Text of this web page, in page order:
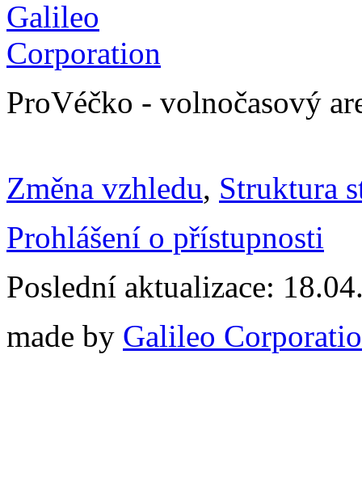
ProVéčko - volnočasový
Změna vzhledu, Struktura
Prohlášení o přístupnosti
Poslední aktualizace:
made by Galileo